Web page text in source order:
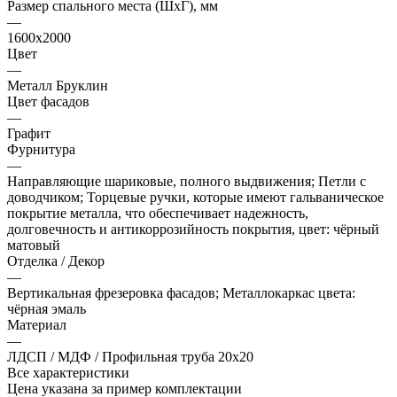
Размер спального места (ШхГ), мм
—
1600х2000
Цвет
—
Металл Бруклин
Цвет фасадов
—
Графит
Фурнитура
—
Направляющие шариковые, полного выдвижения; Петли с
доводчиком; Торцевые ручки, которые имеют гальваническое
покрытие металла, что обеспечивает надежность,
долговечность и антикоррозийность покрытия, цвет: чёрный
матовый
Отделка / Декор
—
Вертикальная фрезеровка фасадов; Металлокаркас цвета:
чёрная эмаль
Материал
—
ЛДСП / МДФ / Профильная труба 20х20
Все характеристики
Цена указана за пример комплектации